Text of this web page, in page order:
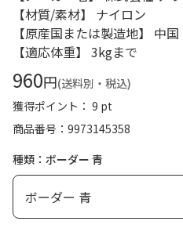
【材質/素材】 ナイロン
【原産国または製造地】 中国
【適応体重】 3kgまで
960円(送料別・税込)
獲得ポイント： 9 pt
商品番号
9973145358
種類：ボーダー 青